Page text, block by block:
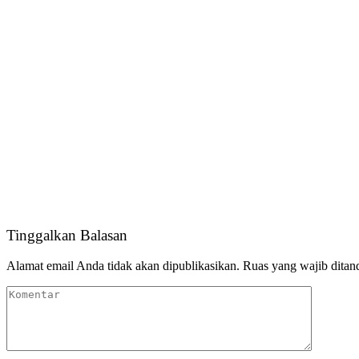
Tinggalkan Balasan
Alamat email Anda tidak akan dipublikasikan. Ruas yang wajib